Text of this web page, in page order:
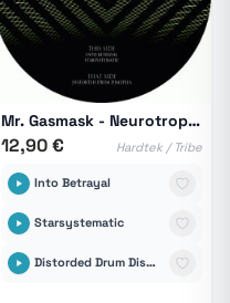
Mr. Gasmask - Neurotrope 036
12,90 € Hardtek / Tribe
Into Betrayal
Starsystematic
Distorded Drum Disciples